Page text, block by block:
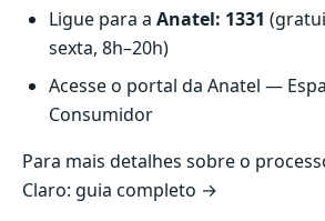
Ligue para a Anatel: 1331
sexta, 8h–20h)
Acesse o portal da Anatel —
Consumidor
Para mais detalhes sobre o
Claro: guia completo →